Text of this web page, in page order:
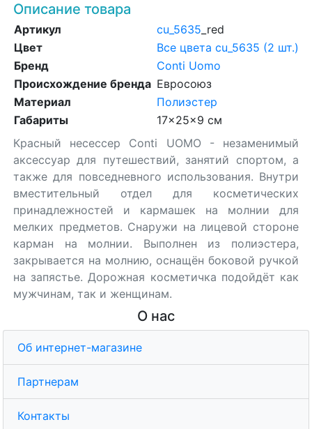
Описание товара
Артикул cu_5635 _red
Цвет
Все цвета cu_5635 (2 шт.)
Бренд
Conti Uomo
Происхождение бренда Евросоюз
Материал
Полиэстер
Габариты
17x25x9 см
Красный несессер Conti UOMO - незаменимый
аксессуар для путешествий, занятий спортом, а
также для повседневного использования. Внутри
вместительный отдел для косметических
принадлежностей и кармашек на молнии для
мелких предметов. Снаружи на лицевой стороне
карман на молнии. Выполнен из полиэстера,
закрывается на молнию, оснащён боковой ручкой
на запястье. Дорожная косметичка подойдёт как
мужчинам, так и женщинам.
О нас
Об интернет-магазине
Партнерам
Контакты